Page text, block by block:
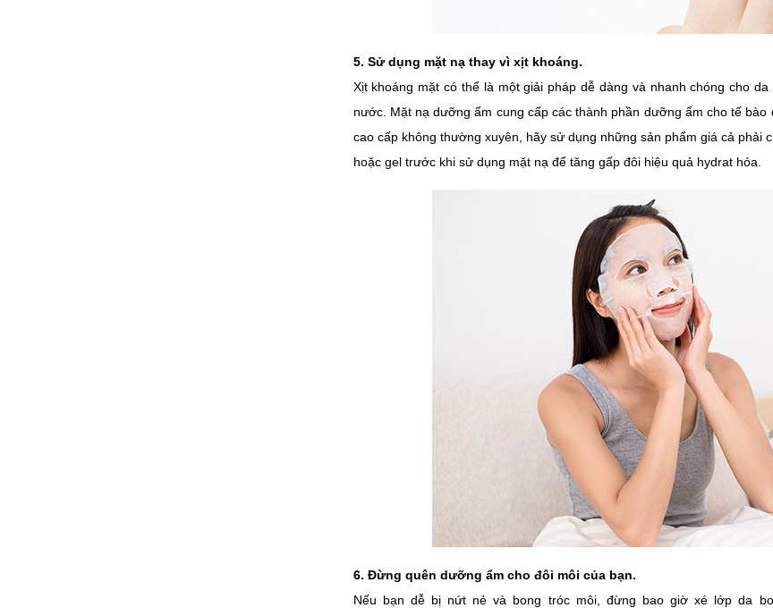
5. Sử dụng mặt nạ thay vì xịt khoáng.
Xịt khoáng mặt có thể là một giải pháp dễ dàng và nhanh chóng cho
nước. Mặt nạ dưỡng ẩm cung cấp các thành phần dưỡng ẩm cho tế
cao cấp không thường xuyên, hãy sử dụng những sản phẩm giá cả phải
hoặc gel trước khi sử dụng mặt nạ để tăng gấp đôi hiệu quả hydrat hóa.
6. Đừng quên dưỡng ẩm cho đôi môi của bạn.
Nếu bạn dễ bị nứt nẻ và bong tróc môi, đừng bao giờ xé lớp da